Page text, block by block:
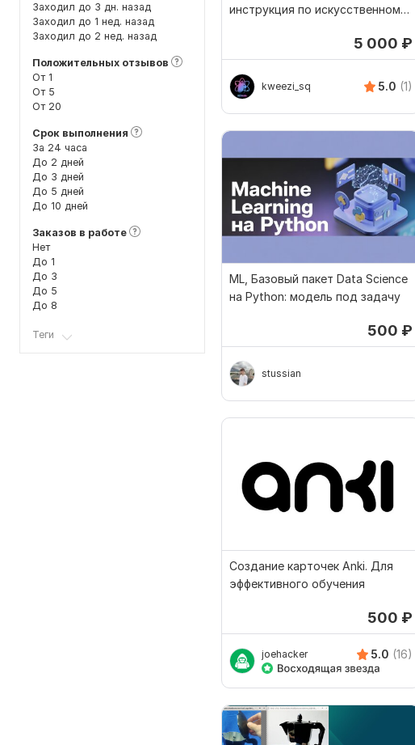
Заходил до 3 дн. назад
Заходил до 1 нед. назад
Заходил до 2 нед. назад
Положительных отзывов
От 1
От 5
От 20
Срок выполнения
За 24 часа
До 2 дней
До 3 дней
До 5 дней
До 10 дней
Заказов в работе
Нет
До 1
До 3
До 5
До 8
Теги
инструкция по искусственному
5 000 ₽
kweezi_sq 5.0 (1)
ML, Базовый пакет Data Science
на Python: модель под задачу
500 ₽
stussian
Создание карточек Anki. Для
эффективного обучения
500 ₽
joehacker 5.0 (16)